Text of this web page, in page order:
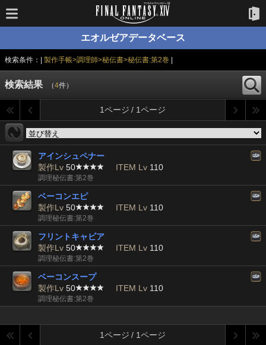
エオルゼアデータベース
検索条件：| 製作手帳>調理師>秘伝書>秘伝書:第2巻
検索結果 （4件）
1ページ / 1ページ
アインシュペナー
製作Lv 50 ITEM Lv 110
調理秘伝書:第2巻
ベーコンエピ
製作Lv 50 ITEM Lv 110
調理秘伝書:第2巻
フリントキャビア
製作Lv 50 ITEM Lv 110
調理秘伝書:第2巻
ベーコンスープ
製作Lv 50 ITEM Lv 110
調理秘伝書:第2巻
1ページ / 1ページ